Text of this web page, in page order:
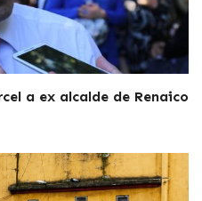
a ex alcalde de Renaico